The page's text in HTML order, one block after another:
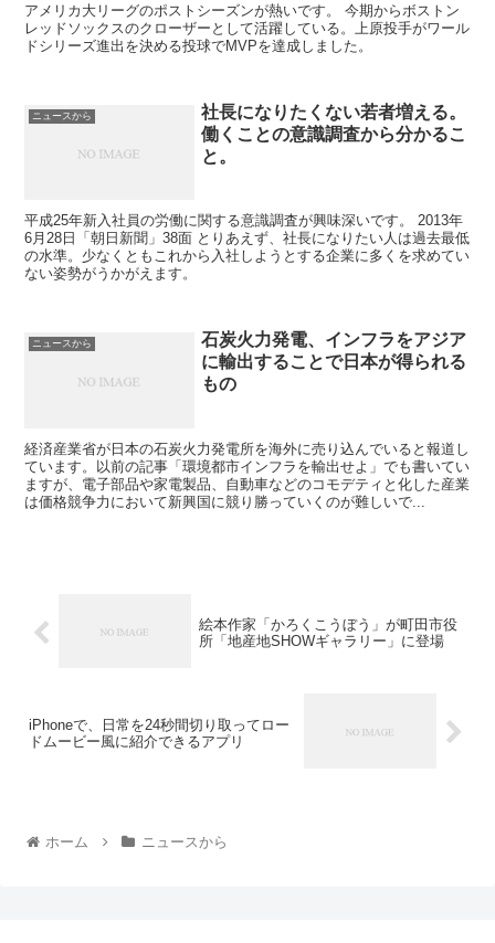
アメリカ大リーグのポストシーズンが熱いです。 今期からボストン
レッドソックスのクローザーとして活躍している。上原投手がワール
ドシリーズ進出を決める投球でMVPを達成しました。
ニュースから
社長になりたくない若者増える。
働くことの意識調査から分かるこ
と。
平成25年新入社員の労働に関する意識調査が興味深いです。 2013年
6月28日「朝日新聞」38面 とりあえず、社長になりたい人は過去最低
の水準。少なくともこれから入社しようとする企業に多くを求めてい
ない姿勢がうかがえます。
ニュースから
石炭火力発電、インフラをアジア
に輸出することで日本が得られる
もの
経済産業省が日本の石炭火力発電所を海外に売り込んでいると報道し
ています。以前の記事「環境都市インフラを輸出せよ」でも書いてい
ますが、電子部品や家電製品、自動車などのコモデティと化した産業
は価格競争力において新興国に競り勝っていくのが難しいで...
絵本作家「かろくこうぼう」が町田市役
所「地産地SHOWギャラリー」に登場
iPhoneで、日常を24秒間切り取ってロー
ドムービー風に紹介できるアプリ
ホーム ニュースから